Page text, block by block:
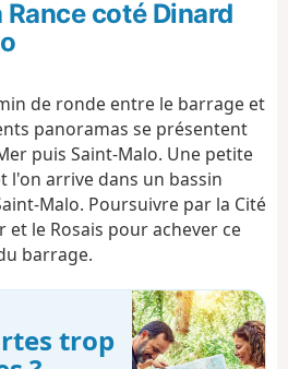
o
i
g
a
i
Rance coté Dinard
de ronde entre le barrage et
panoramas se présentent
puis Saint-Malo. Une petite
l'on arrive dans un bassin
Malo. Poursuivre par la Cité
et le Rosais pour achever ce
barrage.
trop